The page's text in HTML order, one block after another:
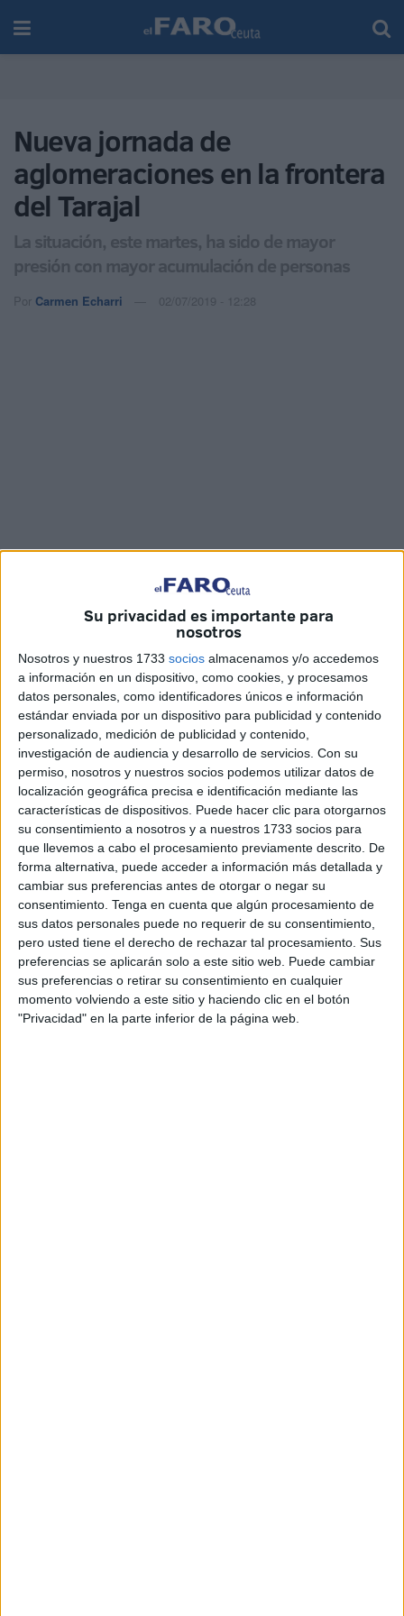
Su privacidad es importante para
nosotros
Nosotros y nuestros 1733 socios almacenamos y/o accedemos
a información en un dispositivo, como cookies, y procesamos
datos personales, como identificadores únicos e información
estándar enviada por un dispositivo para publicidad y contenido
personalizado, medición de publicidad y contenido,
investigación de audiencia y desarrollo de servicios. Con su
permiso, nosotros y nuestros socios podemos utilizar datos de
localización geográfica precisa e identificación mediante las
características de dispositivos. Puede hacer clic para otorgarnos
su consentimiento a nosotros y a nuestros 1733 socios para
que llevemos a cabo el procesamiento previamente descrito. De
forma alternativa, puede acceder a información más detallada y
cambiar sus preferencias antes de otorgar o negar su
consentimiento. Tenga en cuenta que algún procesamiento de
sus datos personales puede no requerir de su consentimiento,
pero usted tiene el derecho de rechazar tal procesamiento. Sus
preferencias se aplicarán solo a este sitio web. Puede cambiar
sus preferencias o retirar su consentimiento en cualquier
momento volviendo a este sitio y haciendo clic en el botón
"Privacidad" en la parte inferior de la página web.
Nueva jornada de
aglomeraciones en la frontera
del Tarajal
La situación, este martes, ha sido de mayor
presión con mayor acumulación de personas
Por Carmen Echarri 02/07/2019 - 12:28
Fotos: Quino / Vídeo: Cristian Marfil
La situación en lafronteraha registrado este martes una
nueva jornada de presión, con la acumulación de muchas
más personas que querían acceder a Ceuta lo que ha
provocado cierres intermitentes del paso con Marruecos.
Tanto personas a pie como en vehículos querían cruzar
movidos por el anuncio del próximo cierre del paso Tarajal
IIy del inicio de las rebajas.
Marroquíes que han conseguido pasar con su
documentación en regla explican aEl Faro que en el lado
marroquí se han vivido las peores escenas, con golpes de
calor debido a la acumulación de personas y con esperas
interminables debido a que Marruecos mezclaba a todos
los que querían pasar, sin discriminar a los trabajadores
transfronterizos regularizados de los que no lo están o los
que venían a adquirir sus compras con motivo de la